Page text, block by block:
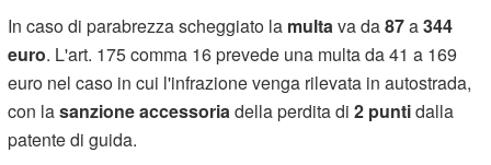
In caso di parabrezza scheggiato la multava da87a344
euro. L'art. 175 comma 16 prevede una multa da 41 a 169
euro nel caso in cui l'infrazione venga rilevata in autostrada,
con lasanzione accessoria della perdita di2 puntidalla
patente di guida.